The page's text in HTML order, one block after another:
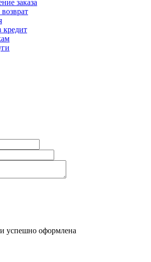
заказа
кредит
успешно оформлена